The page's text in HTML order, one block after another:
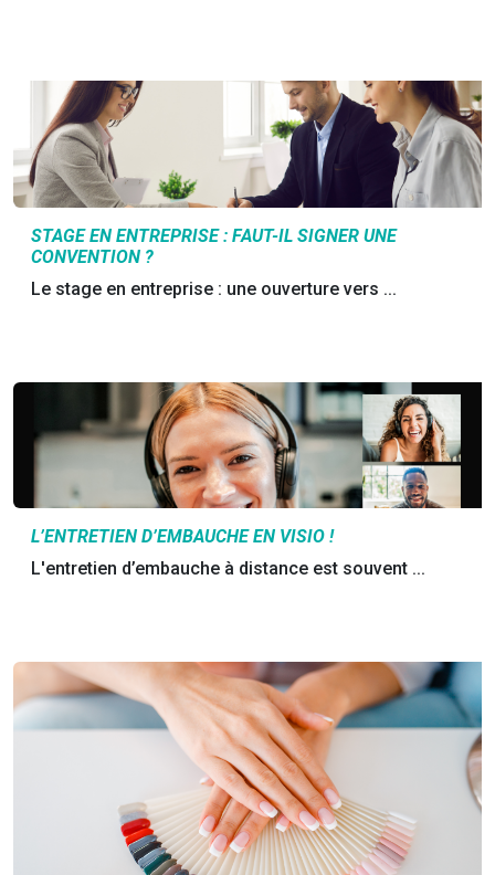
STAGE EN ENTREPRISE : FAUT-IL SIGNER UNE
CONVENTION ?
Le stage en entreprise : une ouverture vers ...
L’ENTRETIEN D’EMBAUCHE EN VISIO !
L'entretien d’embauche à distance est souvent ...